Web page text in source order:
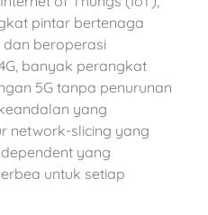
pintar bertenaga
dan beroperasi
banyak perangkat
5G tanpa penurunan
yang
network-slicing yang
yang
untuk setiap